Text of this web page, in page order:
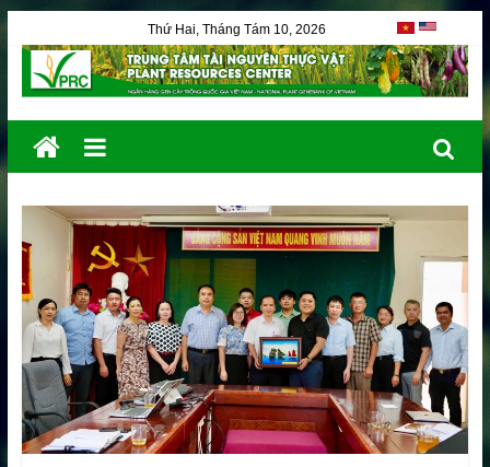
Thứ Hai, Tháng Tám 10, 2026